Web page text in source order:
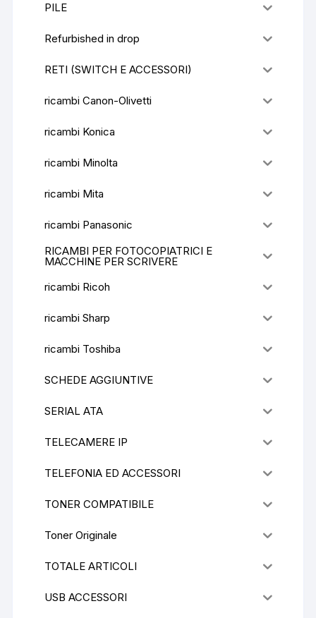
PILE
Refurbished in drop
RETI (SWITCH E ACCESSORI)
ricambi Canon-Olivetti
ricambi Konica
ricambi Minolta
ricambi Mita
ricambi Panasonic
RICAMBI PER FOTOCOPIATRICI E
MACCHINE PER SCRIVERE
ricambi Ricoh
ricambi Sharp
ricambi Toshiba
SCHEDE AGGIUNTIVE
SERIAL ATA
TELECAMERE IP
TELEFONIA ED ACCESSORI
TONER COMPATIBILE
Toner Originale
TOTALE ARTICOLI
USB ACCESSORI